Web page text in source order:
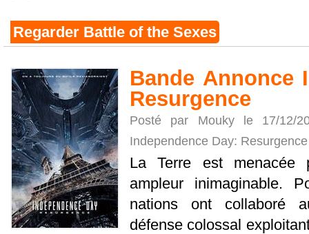
Regarder Battle of the Sexes
Bande Annonce
Resurgence
Posté par Mouky le 17/12/
Independence Day: Resurgence
La Terre est menacée
ampleur inimaginable.
nations ont collaboré
défense colossal